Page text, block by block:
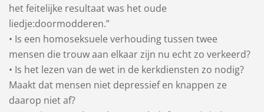
het feitelijke resultaat was het oude
liedje:doormodderen.”
• Is een homoseksuele verhouding tussen twee
mensen die trouw aan elkaar zijn nu echt zo verkeerd?
• Is het lezen van de wet in de kerkdiensten zo nodig?
Maakt dat mensen niet depressief en knappen ze
daarop niet af?